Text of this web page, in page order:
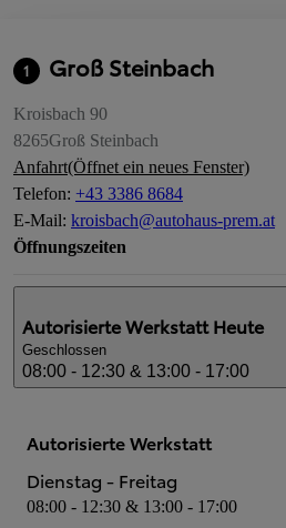
1 Groß Steinbach
Kroisbach 90
8265Groß Steinbach
Anfahrt(Öffnet ein neues Fenster)
Telefon: +43 3386 8684
E-Mail: kroisbach@autohaus-prem.at
Öffnungszeiten
Autorisierte Werkstatt Heute
Geschlossen
08:00 - 12:30 & 13:00 - 17:00
Autorisierte Werkstatt
Dienstag - Freitag
08:00 - 12:30 & 13:00 - 17:00